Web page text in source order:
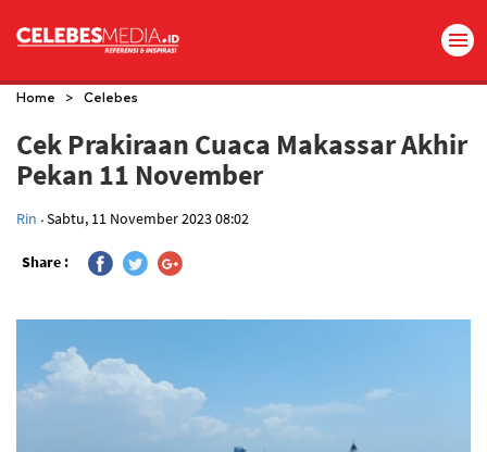
Home > Celebes
Cek Prakiraan Cuaca Makassar Akhir
Pekan 11 November
Rin .Sabtu, 11 November 2023 08:02
Share :